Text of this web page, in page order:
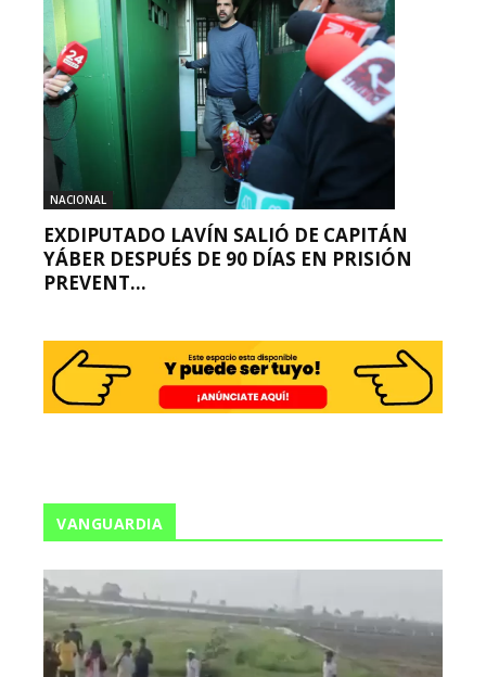
NACIONAL
EXDIPUTADO LAVÍN SALIÓ DE CAPITÁN
YÁBER DESPUÉS DE 90 DÍAS EN PRISIÓN
PREVENT...
VANGUARDIA